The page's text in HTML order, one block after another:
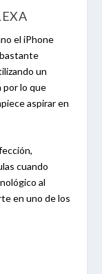
el iPhone
un
por lo que
aspirar en
cuando
al
en uno de los